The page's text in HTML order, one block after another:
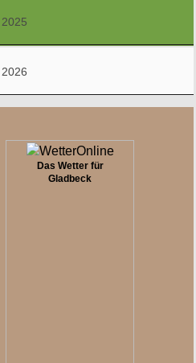
2025
2026
Das Wetter für
Gladbeck